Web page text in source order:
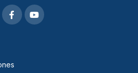
F
a
c
k
Y
o
u